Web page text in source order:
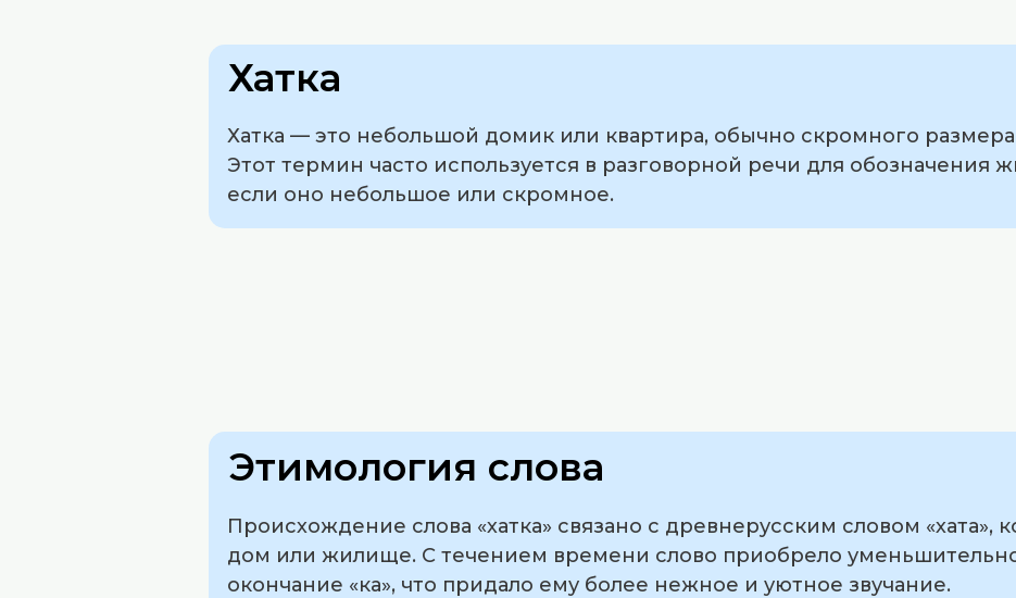
Хатка
Хатка — это небольшой домик или квартира, обычно скромного
Этот термин часто используется в разговорной речи для обозначения
если оно небольшое или скромное.
Этимология слова
Происхождение слова «хатка» связано с древнерусским словом «хата»,
дом или жилище. С течением времени слово приобрело
окончание «ка», что придало ему более нежное и уютное звучание.